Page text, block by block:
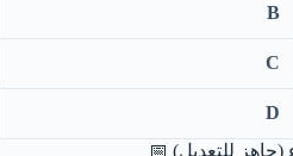
B
C
D